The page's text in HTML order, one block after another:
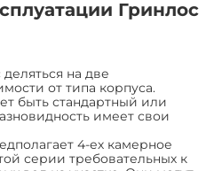
Гринлос
на две
от типа корпуса.
быть стандартный или
имеет свои
4-ех камерное
серии требовательных к